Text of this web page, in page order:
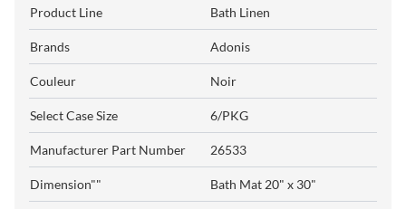
Product Line Bath Linen
Brands Adonis
Couleur Noir
Select Case Size 6/PKG
Manufacturer Part Number 26533
Dimension"" Bath Mat 20" x 30"